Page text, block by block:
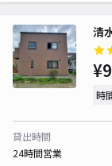
清
時
貸出時間
24時間営業